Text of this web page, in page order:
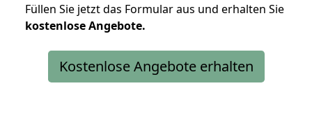
Füllen Sie jetzt das Formular aus und erhalten Sie
kostenloseAngebote.
Kostenlose Angebote erhalten